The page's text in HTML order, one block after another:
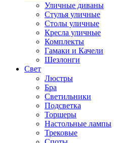
Уличные диваны
Стулья уличные
Столы уличные
Кресла уличные
Комплекты
Гамаки и Качели
Шезлонги
Свет
Люстры
Бра
Светильники
Подсветка
Торшеры
Настольные лампы
Трековые